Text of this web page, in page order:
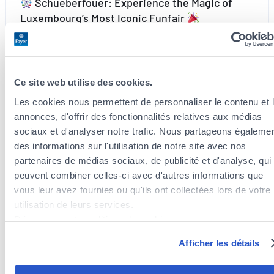
Ce site web utilise des cookies.
Les cookies nous permettent de personnaliser le contenu et
annonces, d'offrir des fonctionnalités relatives aux médias
sociaux et d'analyser notre trafic. Nous partageons
des informations sur l'utilisation de notre site avec nos
partenaires de médias sociaux, de publicité et d'analyse, qui
peuvent combiner celles-ci avec d'autres informations que
vous leur avez fournies ou qu'ils ont collectées lors de votre
utilisation de leurs services.
Afficher les détails
Luxembourg’s Most Iconic Funfair
A yearly event highly awaited each year by young and
old alike, the Schueberfouer Fair will take place on 21st
century,…
Read more:
Schueberfouer:
Experience
the
Magic
of